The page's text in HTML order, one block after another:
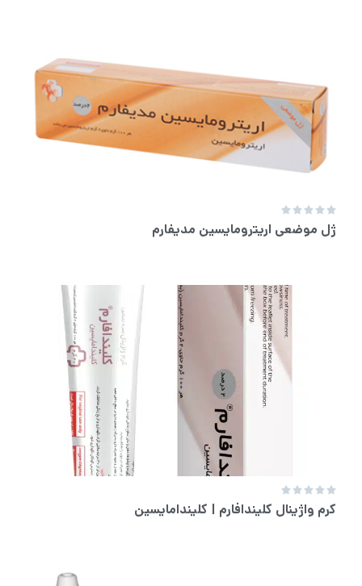





ژل موضعی اریترومایسین مدیفارم





کرم واژینال کلیندافارم | کلیندامایسین